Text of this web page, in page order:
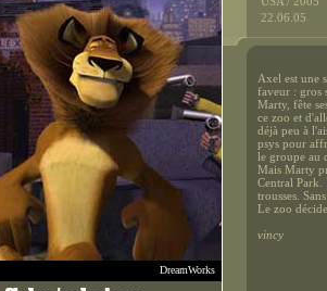
DreamWorks
22.06.05
Axel est une
faveur : gros
Marty, fête
ce zoo et
déjà peu à
psys pour
le groupe au
Mais Marty
Central Park.
trousses.
Le zoo
vincy